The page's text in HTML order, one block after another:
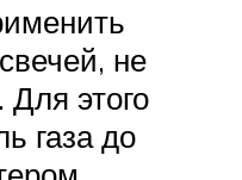
не
этого
газа до